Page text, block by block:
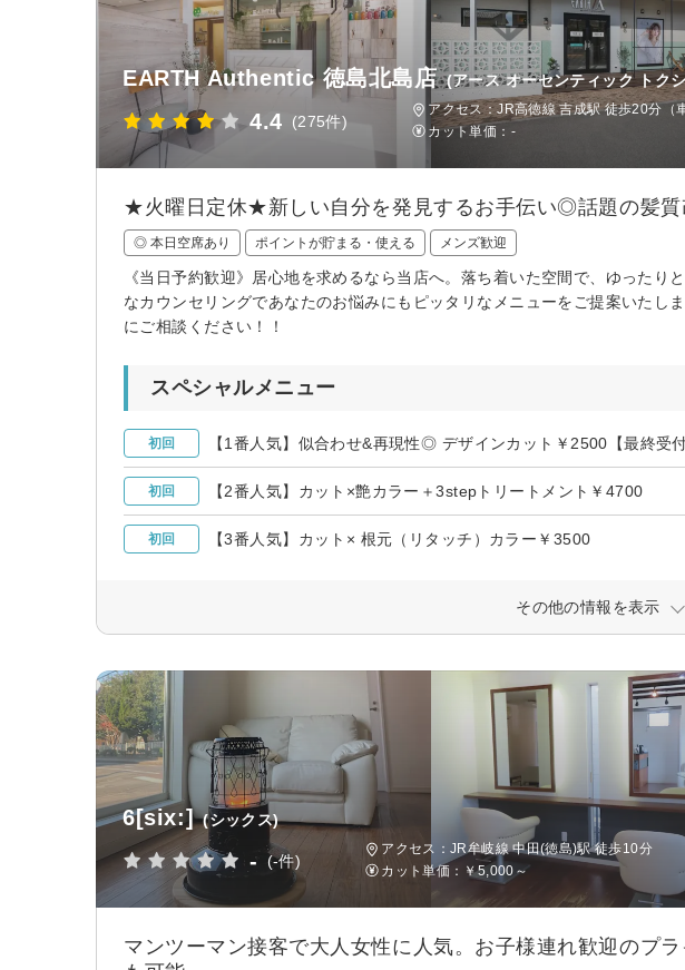
EARTH Authentic 徳島北島店 (アース オーセンティック トク
4.4 (275件)
アクセス：JR高徳線 吉成駅 徒歩20分（
カット単価： -
★火曜日定休★新しい自分を発見するお手伝い◎話題の髪質
◎ 本日空席あり ポイントが貯まる・使える メンズ歓迎
《当日予約歓迎》居心地を求めるなら当店へ。落ち着いた空間で、ゆった
なカウンセリングであなたのお悩みにもピッタリなメニューをご提案いた
にご相談ください！！
スペシャルメニュー
初回 【1番人気】似合わせ&再現性◎ デザインカット￥2500【最終受付
初回 【2番人気】カット×艶カラー＋3stepトリートメント￥4700
初回 【3番人気】カット× 根元（リタッチ）カラー￥3500
その他の情報を表示
6[six:] (シックス)
- (-件)
アクセス：JR牟岐線 中田(徳島)駅 徒歩10分
カット単価： ￥5,000～
マンツーマン接客で大人女性に人気。お子様連れ歓迎のプ